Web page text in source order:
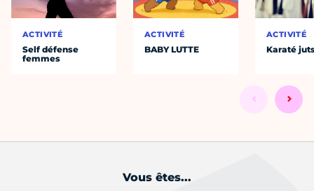
ACTIVITÉ
Self défense
femmes
ACTIVITÉ
BABY LUTTE
ACTIVITÉ
Karaté
Vous êtes...